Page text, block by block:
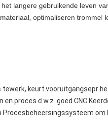
langere gebruikende leven
optimaliseren trommel
keurt vooruitgangsepr
proces d.w.z. goed CNC